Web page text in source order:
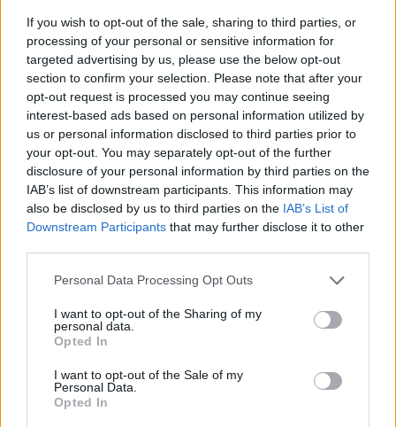
If you wish to opt-out of the sale, sharing to third parties, or
processing of your personal or sensitive information for
targeted advertising by us, please use the below opt-out
section to confirm your selection. Please note that after your
opt-out request is processed you may continue seeing
interest-based ads based on personal information utilized by
us or personal information disclosed to third parties prior to
your opt-out. You may separately opt-out of the further
disclosure of your personal information by third parties on the
IAB’s list of downstream participants. This information may
also be disclosed by us to third parties on the IAB’s List of
Downstream Participants that may further disclose it to other
Please note that this website/app uses one or more Google
not limited to your visit or usage behaviour. You may click to
grant or deny consent to Google and its third-party tags to
use your data for below specified purposes in below Google
consent section.
Personal Data Processing Opt Outs
I want to opt-out of the Sharing of my
personal data.
Opted In
I want to opt-out of the Sale of my
Personal Data.
Opted In
Dmitrij Oreskin ellenzéki politológus szerint
Pavlova kinevezése az Eho Moszkvit célzó
"finom nyomásgyakorlás" kezdetét jelzi.
Nyikolaj Szvanidze ellenzéki újságíró a
Kommerszant FM orosz rádiónak viszont azt
mondta, erős politikai nyomásgyakorlást sejt
a Gazprom-Média részvényesi tanácsának
döntése mögött. Szerinte a népszerű rádió
műsor tartalmi és politikai irányultságát is
meg akarják változtatni.
Vlagyimir Putyin két éve, harmadszori
rádiót és annak főszerkesztőjét, Alekszej
Venyediktovot. Nem sokkal később a
igazgatótanácsából. A hatalommal szemben
kritikus médium nemrég a szocsi téli olimpiát